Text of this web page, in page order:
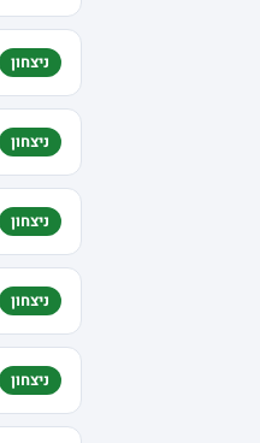
ניצחון
ניצחון
ניצחון
ניצחון
ניצחון